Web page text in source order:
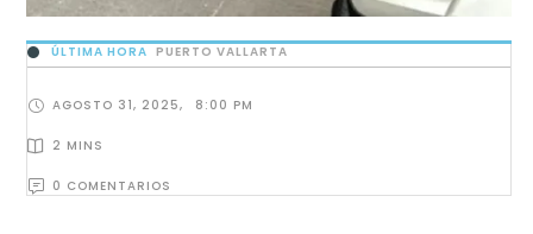
ÚLTIMA HORA PUERTO VALLARTA
AGOSTO 31, 2025, 8:00 PM
2 MINS
0 COMENTARIOS